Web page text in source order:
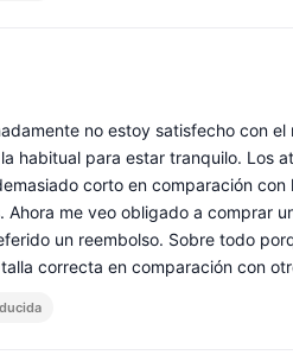
no estoy satisfecho con
habitual para estar tranquilo. Los
corto en comparación
Ahora me veo obligado a comprar
un reembolso. Sobre todo
correcta en comparación con